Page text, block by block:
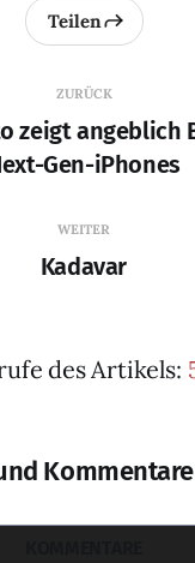
ZURÜCK
zeigt angeblich
Gen-iPhones
Teilen
WEITER
Kadavar
des Artikels:
Kommentare